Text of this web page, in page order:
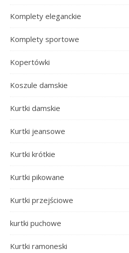
Komplety eleganckie
Komplety sportowe
Kopertówki
Koszule damskie
Kurtki damskie
Kurtki jeansowe
Kurtki krótkie
Kurtki pikowane
Kurtki przejściowe
kurtki puchowe
Kurtki ramoneski